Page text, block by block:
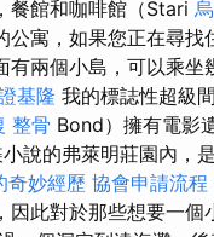
餐館和咖啡館（Stari
寓，如果您正在尋找
兩個小島，可以乘
基隆 我的標誌性超級
整骨 Bond）擁有電影
說的弗萊明莊園內，
奇妙經歷 協會申請流程
此對於那些想要一